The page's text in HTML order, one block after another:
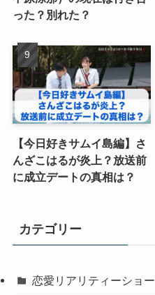
った？別れた？
【今日好きサムイ島編】さ
んざこはるが炎上？放送前
に成立デートの真相は？
カテゴリー
恋愛リアリティーショー